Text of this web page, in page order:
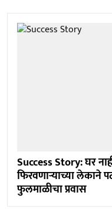
Success Story: घर
फिरवणाऱ्याच्या लेकाने
फुलमाळीचा प्रवास